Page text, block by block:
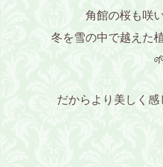
角館の桜も咲
冬を雪の中で越えた
🌱
だからより美しく